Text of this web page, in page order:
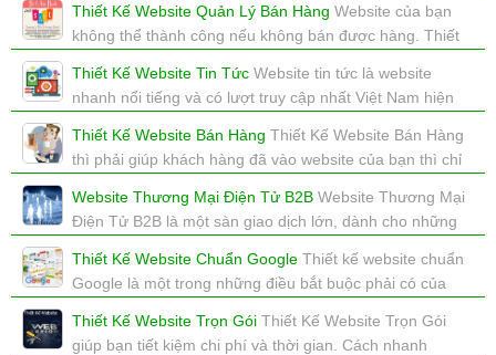
xem: 6831 | cập nhật: 16/12/2017 15:44
Thiết Kế Website Quản Lý Bán Hàng Website của bạn
không thể thành công nếu không bán được hàng. Thiết
kinh doanh.
xem: 4473 | cập nhật: 16/12/2017 15:44
Thiết Kế Website Tin Tức Website tin tức là website
nhanh nổi tiếng và có lượt truy cập nhất Việt Nam hiện
Thiết Kế Website Bán Hàng Thiết Kế Website Bán Hàng
thì phải giúp khách hàng đã vào website của bạn thì chỉ
xem: 3077 | cập nhật: 16/12/2017 15:44
Website Thương Mại Điện Tử B2B Website Thương Mại
Điện Tử B2B là một sàn giao dịch lớn, dành cho những
Thiết Kế Website Chuẩn Google Thiết kế website chuẩn
Google là một trong những điều bắt buộc phải có của
xem: 2988 | cập nhật: 16/12/2017 15:41
Thiết Kế Website Trọn Gói Thiết Kế Website Trọn Gói
giúp bạn tiết kiệm chi phí và thời gian. Cách nhanh